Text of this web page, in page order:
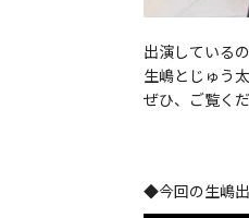
出演している
生嶋とじゅう
ぜひ、ご覧く
◆今回の生嶋